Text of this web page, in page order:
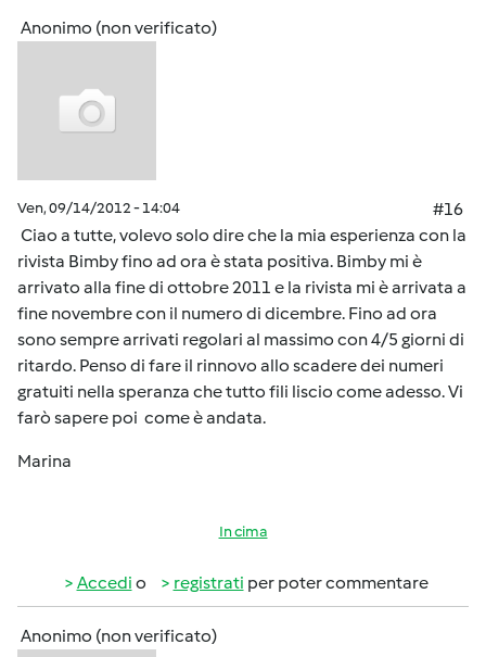
Anonimo (non verificato)
Ven, 09/14/2012 - 14:04
#16
Ciao a tutte, volevo solo dire che la mia esperienza con la
rivista Bimby fino ad ora è stata positiva. Bimby mi è
arrivato alla fine di ottobre 2011 e la rivista mi è arrivata a
fine novembre con il numero di dicembre. Fino ad ora
sono sempre arrivati regolari al massimo con 4/5 giorni di
ritardo. Penso di fare il rinnovo allo scadere dei numeri
gratuiti nella speranza che tutto fili liscio come adesso. Vi
farò sapere poi come è andata.
Marina
In cima
Accedi o registrati per poter commentare
Anonimo (non verificato)